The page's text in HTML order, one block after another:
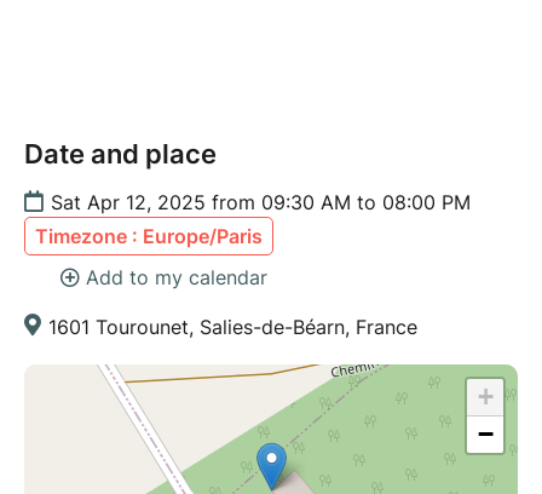
Date and place
Sat Apr 12, 2025 from 09:30 AM to 08:00 PM
Timezone : Europe/Paris
Add to my calendar
1601 Tourounet, Salies-de-Béarn, France
+
−